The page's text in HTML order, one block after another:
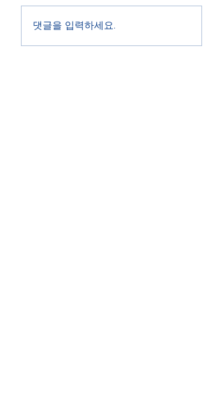
입니다. ​ Windows Server
2008 R2 기반에 Active
댓글을 입력하세요.